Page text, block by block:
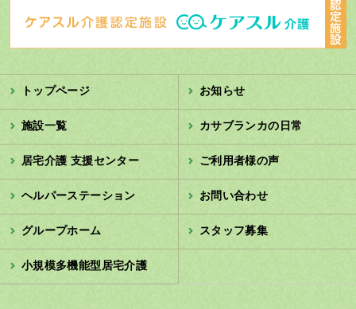
トップページ
施設一覧
居宅介護 支援センター
ヘルパーステーション
グループホーム
小規模多機能型居宅介護
お知らせ
カサブランカの日常
ご利用者様の声
お問い合わせ
スタッフ募集